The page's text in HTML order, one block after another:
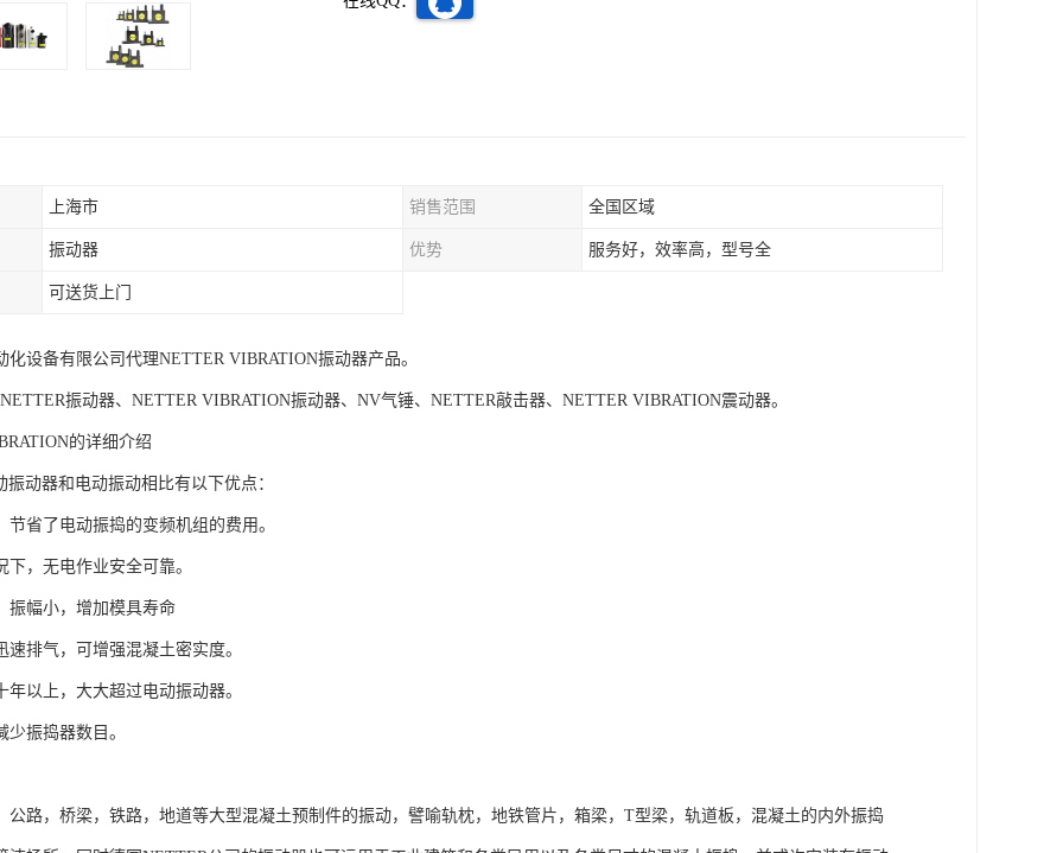
上海市 销售范围 全国区域
振动器 优势 服务好，效率高，型号全
可送货上门
化设备有限公司代理NETTER VIBRATION振动器产品。
振动器、NETTER VIBRATION振动器、NV气锤、NETTER敲击器、NETTER VIBRATION震动器。
的详细介绍
振动器和电动振动相比有以下优点：
节省了电动振捣的变频机组的费用。
下，无电作业安全可靠。
振幅小，增加模具寿命
速排气，可增强混凝土密实度。
年以上，大大超过电动振动器。
少振捣器数目。
公路，桥梁，铁路，地道等大型混凝土预制件的振动，譬喻轨枕，地铁管片，箱梁，T型梁，轨道板，混凝土的内外振捣